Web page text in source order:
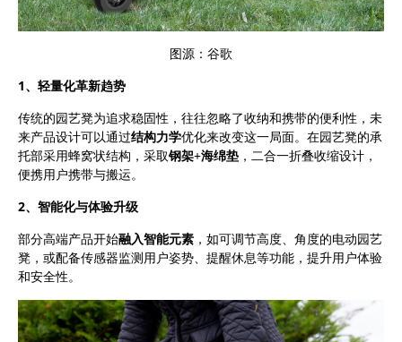
图源：谷歌
1、 轻量化革新趋势
传统的园艺凳为追求稳固性，往往忽略了收纳和携带的便利性 ， 未
来产品设计可以通过结构力学优化来改变这一局面。在园艺凳的承
托部采用蜂窝状结构 ，采取钢架+海绵垫 ，二合一折叠收缩设计，
便携用户携带与搬运。
2、 智能化与体验升级
部分高端产品开始融入智能元素 ，如可调节高度、角度的电动园艺
凳，或配备传感器监测用户姿势、提醒休息等功能，提升用户体验
和安全性。